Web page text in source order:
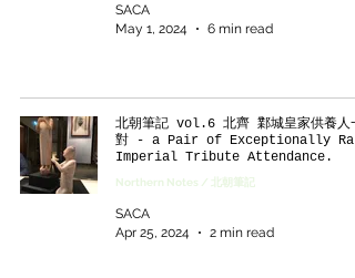
SACA
May 1, 2024
6 min read
北朝筆記 vol.6 北齊 鄴城皇家供養人一
對 - a Pair of Exceptionally
Imperial Tribute Attendance.
Northern Notes / 北朝筆記
SACA
Apr 25, 2024
2 min read